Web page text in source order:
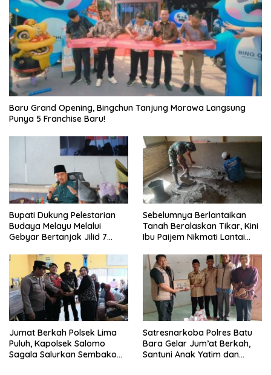
‎Baru Grand Opening, Bingchun Tanjung Morawa Langsung
Punya 5 Franchise Baru!
Bupati Dukung Pelestarian
Budaya Melayu Melalui
Gebyar Bertanjak Jilid 7
Sebelumnya Berlantaikan
Tanah Beralaskan Tikar, Kini
Ibu Paijem Nikmati Lantai
Satgas TMMD Ke-129 Kodim
0208/Asahan
Jumat Berkah Polsek Lima
Puluh, Kapolsek Salomo
Sagala Salurkan Sembako
Satresnarkoba Polres Batu
Bara Gelar Jum’at Berkah,
Santuni Anak Yatim dan